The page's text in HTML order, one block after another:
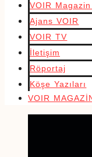
VOIR
Ajans VOIR
VOIR TV
İletişim
Röportaj
Köşe Yazıları
VOIR